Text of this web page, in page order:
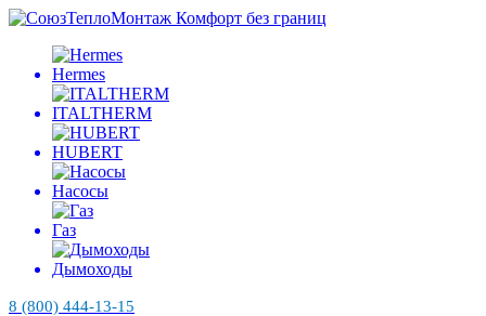
Комфорт без границ
Hermes
ITALTHERM
HUBERT
Насосы
Газ
Дымоходы
8 (800) 444-13-15